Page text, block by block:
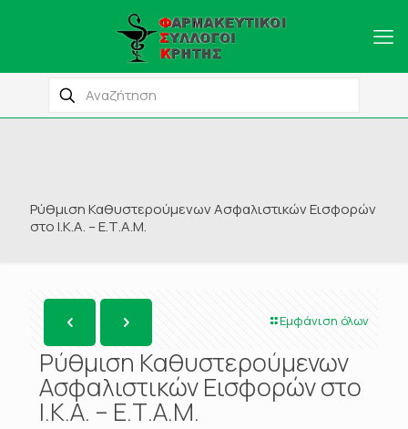
Ρύθμιση Καθυστερούμενων Ασφαλιστικών Εισφορών
στο Ι.Κ.Α. – Ε.Τ.Α.Μ.
Εμφάνιση όλων
Ρύθμιση Καθυστερούμενων
Ασφαλιστικών Εισφορών στο
Ι.Κ.Α. – Ε.Τ.Α.Μ.